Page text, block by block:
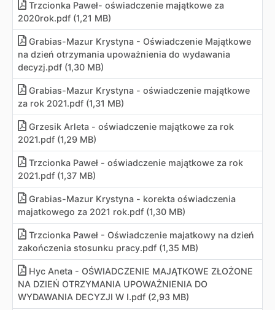
Trzcionka Paweł- oświadczenie majątkowe za
2020rok.pdf (1,21 MB)
Grabias-Mazur Krystyna - Oświadczenie Majątkowe
na dzień otrzymania upoważnienia do wydawania
decyzj.pdf (1,30 MB)
Grabias-Mazur Krystyna - oświadczenie majątkowe
za rok 2021.pdf (1,31 MB)
Grzesik Arleta - oświadczenie majątkowe za rok
2021.pdf (1,29 MB)
Trzcionka Paweł - oświadczenie majątkowe za rok
2021.pdf (1,37 MB)
Grabias-Mazur Krystyna - korekta oświadczenia
majatkowego za 2021 rok.pdf (1,30 MB)
Trzcionka Paweł - Oświadczenie majatkowy na dzień
zakończenia stosunku pracy.pdf (1,35 MB)
Hyc Aneta - OŚWIADCZENIE MAJĄTKOWE ZŁOŻONE
NA DZIEŃ OTRZYMANIA UPOWAŻNIENIA DO
WYDAWANIA DECYZJI W I.pdf (2,93 MB)